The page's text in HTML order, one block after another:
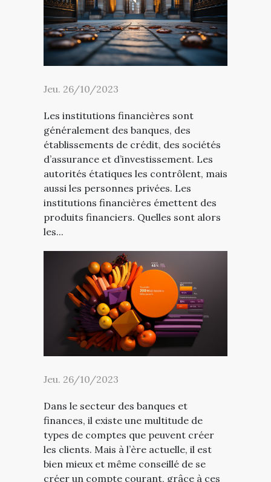
Jeu. 26/10/2023
Les institutions financières sont
généralement des banques, des
établissements de crédit, des sociétés
d’assurance et d’investissement. Les
autorités étatiques les contrôlent, mais
aussi les personnes privées. Les
institutions financières émettent des
produits financiers. Quelles sont alors
les...
Jeu. 26/10/2023
Dans le secteur des banques et
finances, il existe une multitude de
types de comptes que peuvent créer
les clients. Mais à l’ère actuelle, il est
bien mieux et même conseillé de se
créer un compte courant, grâce à ces